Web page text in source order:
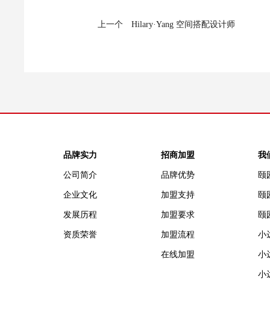
上一个 Hilary·Yang 空间搭配设计师
品牌实力
公司简介
企业文化
发展历程
资质荣誉
招商加盟
品牌优势
加盟支持
加盟要求
加盟流程
在线加盟
我
颐
颐
颐
小
小
小